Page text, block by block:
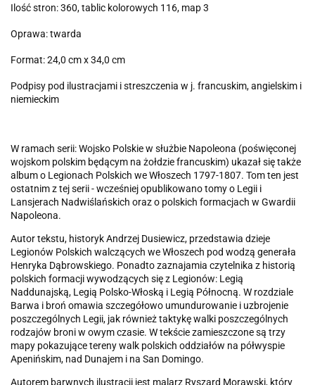
Ilość stron: 360, tablic kolorowych 116, map 3
Oprawa: twarda
Format: 24,0 cm x 34,0 cm
Podpisy pod ilustracjami i streszczenia w j. francuskim, angielskim i
niemieckim
W ramach serii: Wojsko Polskie w służbie Napoleona (poświęconej
wojskom polskim będącym na żołdzie francuskim) ukazał się także
album o Legionach Polskich we Włoszech 1797-1807. Tom ten jest
ostatnim z tej serii - wcześniej opublikowano tomy o Legii i
Lansjerach Nadwiślańskich oraz o polskich formacjach w Gwardii
Napoleona.
Autor tekstu, historyk Andrzej Dusiewicz, przedstawia dzieje
Legionów Polskich walczących we Włoszech pod wodzą generała
Henryka Dąbrowskiego. Ponadto zaznajamia czytelnika z historią
polskich formacji wywodzących się z Legionów: Legią
Naddunajską, Legią Polsko-Włoską i Legią Północną. W rozdziale
Barwa i broń omawia szczegółowo umundurowanie i uzbrojenie
poszczególnych Legii, jak również taktykę walki poszczególnych
rodzajów broni w owym czasie. W tekście zamieszczone są trzy
mapy pokazujące tereny walk polskich oddziałów na półwyspie
Apenińskim, nad Dunajem i na San Domingo.
Autorem barwnych ilustracji jest malarz Ryszard Morawski, który